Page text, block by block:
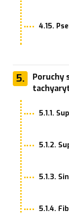
4.15.
5.
Poruchy
5.1.1.
5.1.2.
5.1.3.
5.1.4.